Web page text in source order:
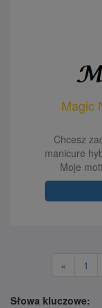
Magic
Chcesz
manicure
Moje
« 1
Słowa kluczowe: